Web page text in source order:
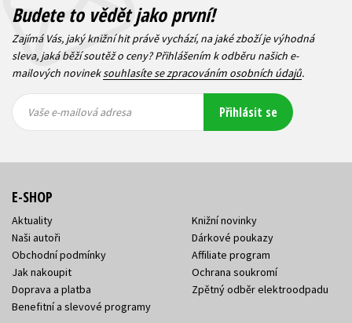
Budete to vědět jako první!
Zajímá Vás, jaký knižní hit právě vychází, na jaké zboží je výhodná
sleva, jaká běží soutěž o ceny? Přihlášením k odběru našich e-
mailových novineksouhlasíte se zpracováním osobních údajů.
mailová
mailová
Vaše e-mailová adresa Přihlásit se
E-SHOP
Aktuality
Naši autoři
Obchodní podmínky
Jak nakoupit
Doprava a platba
Benefitní a slevové programy
Knižní novinky
Dárkové poukazy
Affiliate program
Ochrana soukromí
Zpětný odběr elektroodpadu